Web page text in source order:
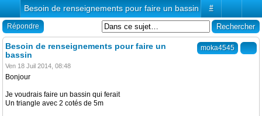
#
Besoin de renseignements pour faire un bassin
Répondre
moka4545
Besoin de renseignements pour faire un
bassin
Ven 18 Juil 2014, 08:48
Bonjour
Je voudrais faire un bassin qui ferait
Un triangle avec 2 cotés de 5m